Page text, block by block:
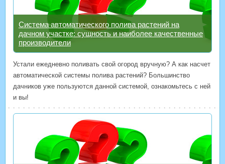
Система автоматического полива растений на
дачном участке: сущность и наиболее качественные
производители
Устали ежедневно поливать свой огород вручную? А как насчет
автоматической системы полива растений? Большинство
дачников уже пользуются данной системой, ознакомьтесь с ней
и вы!